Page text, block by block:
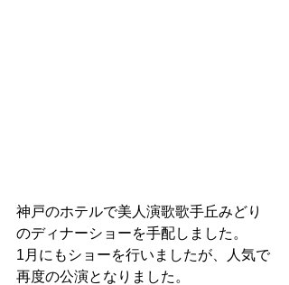
神戸のホテルで美人演歌歌手丘みどり
のディナーショーを手配しました。
1月にもショーを行いましたが、人気で
再度の公演となりました。